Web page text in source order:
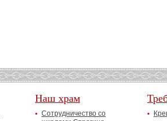
Наш храм
Сотрудничество со